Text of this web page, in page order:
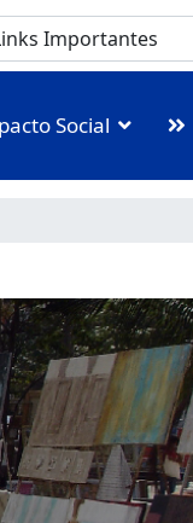
Social